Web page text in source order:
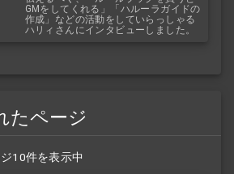
GMをしてくれる」「ハルーラガイドの
作成」などの活動をしていらっしゃる
ハリィさんにインタビューしました。
たページ
10件を表示中